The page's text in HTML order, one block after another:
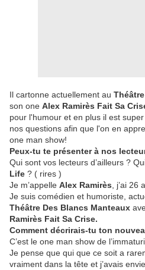
Il cartonne actuellement au
son one Alex Ramirès Fait Sa
pour l'humour et en plus il est
nos questions afin que l'on en
one man show!
Peux-tu te présenter à nos
Qui sont vos lecteurs d’ailleurs ?
Life ? ( rires )
Je m’appelle Alex Ramirès , j’ai
Je suis comédien et humoriste,
Théâtre Des Blancs Manteaux
Ramirès Fait Sa Crise.
Comment décrirais-tu ton
C’est le one man show de
Je pense que qui que ce soit a
vraiment dans la tête et j’avais